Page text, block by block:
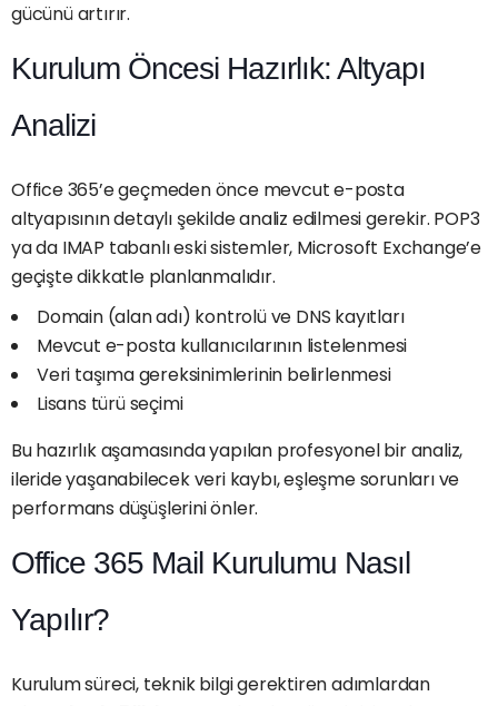
gücünü artırır.
Kurulum Öncesi Hazırlık: Altyapı
Analizi
Office 365’e geçmeden önce mevcut e-posta
altyapısının detaylı şekilde analiz edilmesi gerekir. POP3
ya da IMAP tabanlı eski sistemler, Microsoft Exchange’e
geçişte dikkatle planlanmalıdır.
Domain (alan adı) kontrolü ve DNS kayıtları
Mevcut e-posta kullanıcılarının listelenmesi
Veri taşıma gereksinimlerinin belirlenmesi
Lisans türü seçimi
Bu hazırlık aşamasında yapılan profesyonel bir analiz,
ileride yaşanabilecek veri kaybı, eşleşme sorunları ve
performans düşüşlerini önler.
Office 365 Mail Kurulumu Nasıl
Yapılır?
Kurulum süreci, teknik bilgi gerektiren adımlardan